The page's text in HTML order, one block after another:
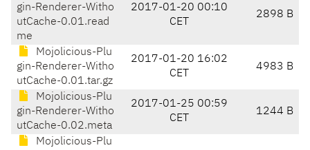
gin-Renderer-Witho
utCache-0.01.read
me
2017-01-20 00:10
CET
2898 B
Mojolicious-Plu
gin-Renderer-Witho
utCache-0.01.tar.gz
2017-01-20 16:02
CET
4983 B
Mojolicious-Plu
gin-Renderer-Witho
utCache-0.02.meta
2017-01-25 00:59
CET
1244 B
Mojolicious-Plu